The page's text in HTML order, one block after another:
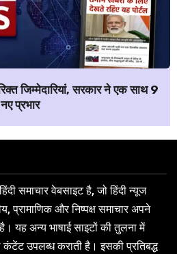
जिम्मेदारियां, सरकार ने एक साथ 9
प्रभार
समाचार वेबसाइट है, जो हिंदी न्यूज
प्रामाणिक और निष्पक्ष समाचार अपने
यह अन्य भाषाई साइटों की तुलना में
कंटेंट उपलब्ध कराती है। इसकी प्रतिबद्ध